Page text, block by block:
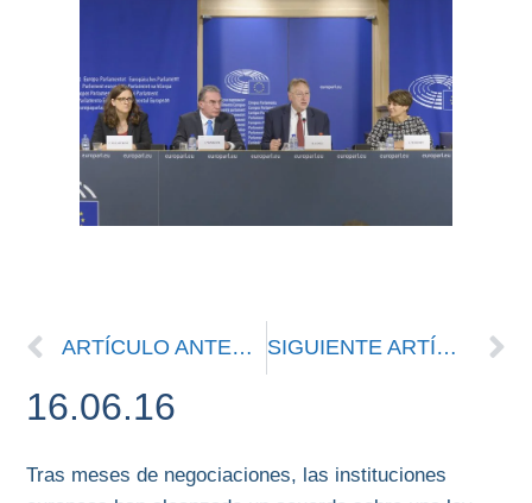
ARTÍCULO ANTERIOR SIGUIENTE ARTÍCULO
16.06.16
Tras meses de negociaciones, las instituciones